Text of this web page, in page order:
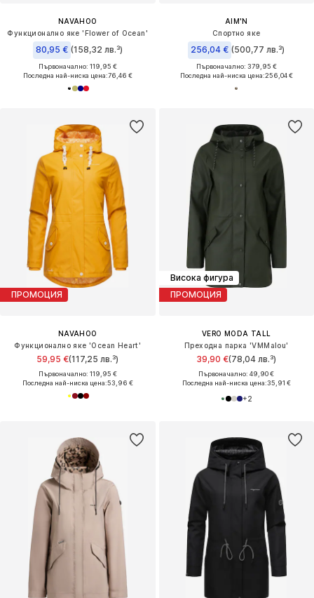
NAVAHOO
Функционално яке 'Flower of Ocean'
80,95 € (158,32 лв.³)
Първоначално: 119,95 €
Последна най-ниска цена:76,46 €
AIM'N
Спортно яке
256,04 € (500,77 лв.³)
Първоначално: 379,95 €
Последна най-ниска цена:256,04 €
ПРОМОЦИЯ
NAVAHOO
Функционално яке 'Ocean Heart'
59,95 €(117,25 лв.³)
Първоначално: 119,95 €
Последна най-ниска цена:53,96 €
Висока фигура
ПРОМОЦИЯ
VERO MODA TALL
Преходна парка 'VMMalou'
39,90 €(78,04 лв.³)
Първоначално: 49,90 €
Последна най-ниска цена:35,91 €
+2